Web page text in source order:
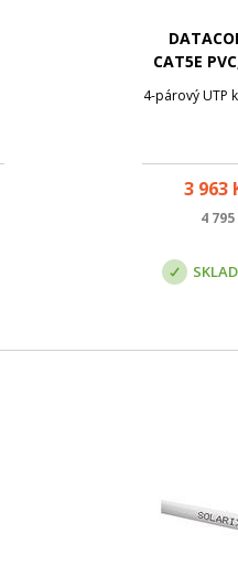
CAT5E
4-párový UTP
3 963
4 795